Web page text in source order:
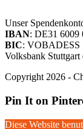
Unser
IBAN: DE31 6009
BIC: VOBADESS
Volksbank Stuttgart
Copyright 2026 -
Pin It on
Diese Website